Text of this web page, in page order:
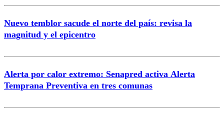
Nuevo temblor sacude el norte del país: revisa la
magnitud y el epicentro
Alerta por calor extremo: Senapred activa Alerta
Temprana Preventiva en tres comunas